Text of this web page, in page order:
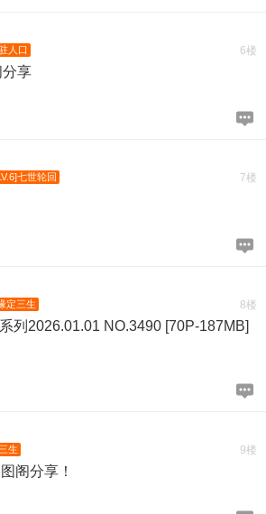
6楼
人口
享
7楼
七世轮回
8楼
定三生
列2026.01.01 NO.3490 [70P-187MB]
9楼
生
阁分享！